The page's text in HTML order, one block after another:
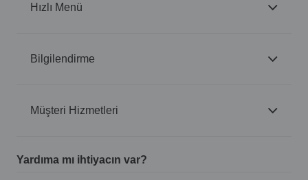
Hızlı Menü
Bilgilendirme
Müşteri Hizmetleri
Yardıma mı ihtiyacın var?